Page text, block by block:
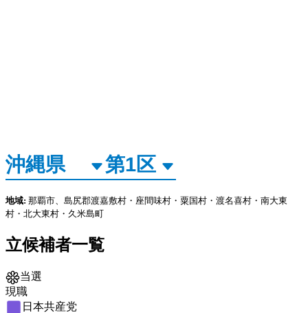
地域: 那覇市、島尻郡渡嘉敷村・座間味村・粟国村・渡名喜村・南大東
村・北大東村・久米島町
立候補者一覧
当選
現職
日本共産党